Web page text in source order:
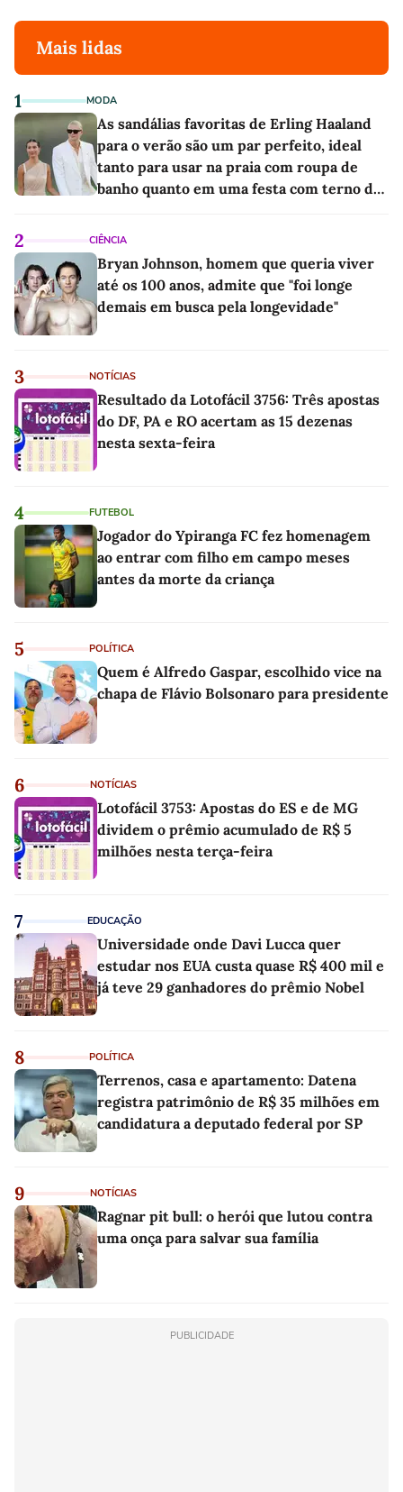
Mais lidas
1 MODA
As sandálias favoritas de Erling Haaland
para o verão são um par perfeito, ideal
tanto para usar na praia com roupa de
banho quanto em uma festa com terno de
2 CIÊNCIA
Bryan Johnson, homem que queria viver
até os 100 anos, admite que "foi longe
demais em busca pela longevidade"
3 NOTÍCIAS
Resultado da Lotofácil 3756: Três apostas
do DF, PA e RO acertam as 15 dezenas
nesta sexta-feira
4 FUTEBOL
Jogador do Ypiranga FC fez homenagem
ao entrar com filho em campo meses
antes da morte da criança
5 POLÍTICA
Quem é Alfredo Gaspar, escolhido vice na
chapa de Flávio Bolsonaro para presidente
6 NOTÍCIAS
Lotofácil 3753: Apostas do ES e de MG
dividem o prêmio acumulado de R$ 5
milhões nesta terça-feira
7 EDUCAÇÃO
Universidade onde Davi Lucca quer
estudar nos EUA custa quase R$ 400 mil e
já teve 29 ganhadores do prêmio Nobel
8 POLÍTICA
Terrenos, casa e apartamento: Datena
registra patrimônio de R$ 35 milhões em
candidatura a deputado federal por SP
9 NOTÍCIAS
Ragnar pit bull: o herói que lutou contra
uma onça para salvar sua família
PUBLICIDADE